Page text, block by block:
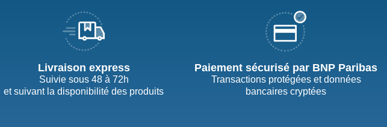
Livraison express
Suivie sous 48 à 72h
et suivant la disponibilité des produits
Paiement sécurisé par BNP Paribas
Transactions protégées et données
bancaires cryptées